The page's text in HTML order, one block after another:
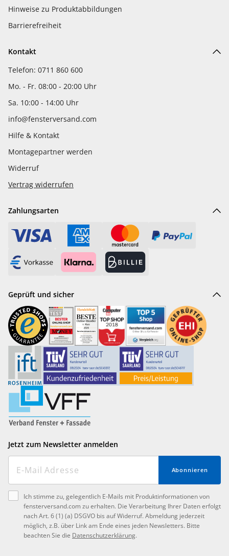
Hinweise zu Produktabbildungen
Barrierefreiheit
Kontakt
Telefon: 0711 860 600
Mo. - Fr. 08:00 - 20:00 Uhr
Sa. 10:00 - 14:00 Uhr
info@fensterversand.com
Hilfe & Kontakt
Montagepartner werden
Widerruf
Vertrag widerrufen
Zahlungsarten
Geprüft und sicher
Jetzt zum Newsletter anmelden
Abonnieren
Ich stimme zu, gelegentlich E-Mails mit Produktinformationen von
fensterversand.com zu erhalten. Die Verarbeitung Ihrer Daten erfolgt
nach Art. 6 (1) (a) DSGVO bis auf Widerruf. Abmeldung jederzeit
möglich, z.B. über Link am Ende eines jeden Newsletters. Bitte
beachten Sie die Datenschutzerklärung.